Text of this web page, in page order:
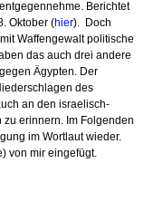
Berichtet
Oktober (hier). Doch
Waffengewalt politische
das auch drei andere
Ägypten. Der
des
an den israelisch-
erinnern. Im Folgenden
im Wortlaut wieder.
von mir eingefügt.